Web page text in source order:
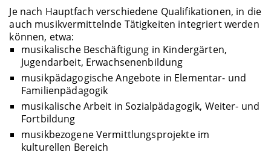
Je nach Hauptfach verschiedene Qualifikationen, in die
auch musikvermittelnde Tätigkeiten integriert werden
können, etwa:
musikalische Beschäftigung in Kindergärten,
Jugendarbeit, Erwachsenenbildung
musikpädagogische Angebote in Elementar- und
Familienpädagogik
musikalische Arbeit in Sozialpädagogik, Weiter- und
Fortbildung
musikbezogene Vermittlungsprojekte im
kulturellen Bereich